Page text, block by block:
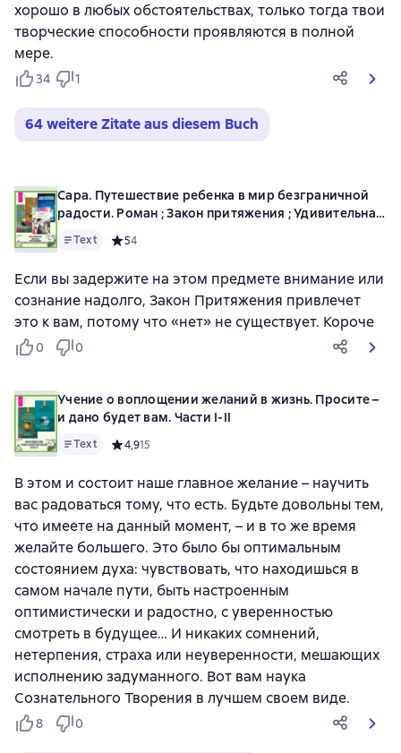
хорошо в любых обстоятельствах, только тогда твои
творческие способности проявляются в полной
мере.
34 1
64 weitere Zitate aus diesem Buch
Сара. Путешествие ребенка в мир безграничной
радости. Роман ; Закон притяжения ; Удивительная
Text Средний рейтинг 5 на основе 4 оценок
54
Если вы задержите на этом предмете внимание или
сознание надолго, Закон Притяжения привлечет
это к вам, потому что «нет» не существует. Короче
0 0
Учение о воплощении желаний в жизнь. Просите –
и дано будет вам. Части I-II
Text Средний рейтинг 4,9 на основе 15 оценок
4,915
В этом и состоит наше главное желание – научить
вас радоваться тому, что есть. Будьте довольны тем,
что имеете на данный момент, – и в то же время
желайте большего. Это было бы оптимальным
состоянием духа: чувствовать, что находишься в
самом начале пути, быть настроенным
оптимистически и радостно, с уверенностью
смотреть в будущее… И никаких сомнений,
нетерпения, страха или неуверенности, мешающих
исполнению задуманного. Вот вам наука
Сознательного Творения в лучшем своем виде.
8 0